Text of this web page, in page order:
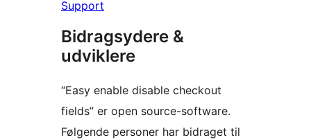
Support
Bidragsydere &
udviklere
“Easy enable disable checkout
fields” er open source-software.
Følgende personer har bidraget til